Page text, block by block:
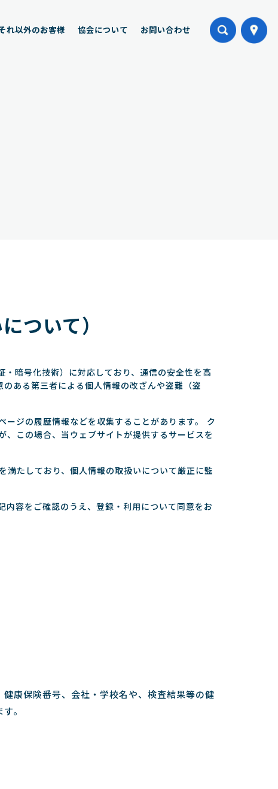
れ以外のお客様 協会について お問い合わせ
ついて）
暗号化技術）に対応しており、通信の安全性を高
ある第三者による個人情報の改ざんや盗難（盗
ージの履歴情報などを収集することがあります。 ク
、この場合、当ウェブサイトが提供するサービスを
満たしており、個人情報の取扱いについて厳正に監
内容をご確認のうえ、登録・利用について同意をお
康保険番号、会社・学校名や、検査結果等の健
。